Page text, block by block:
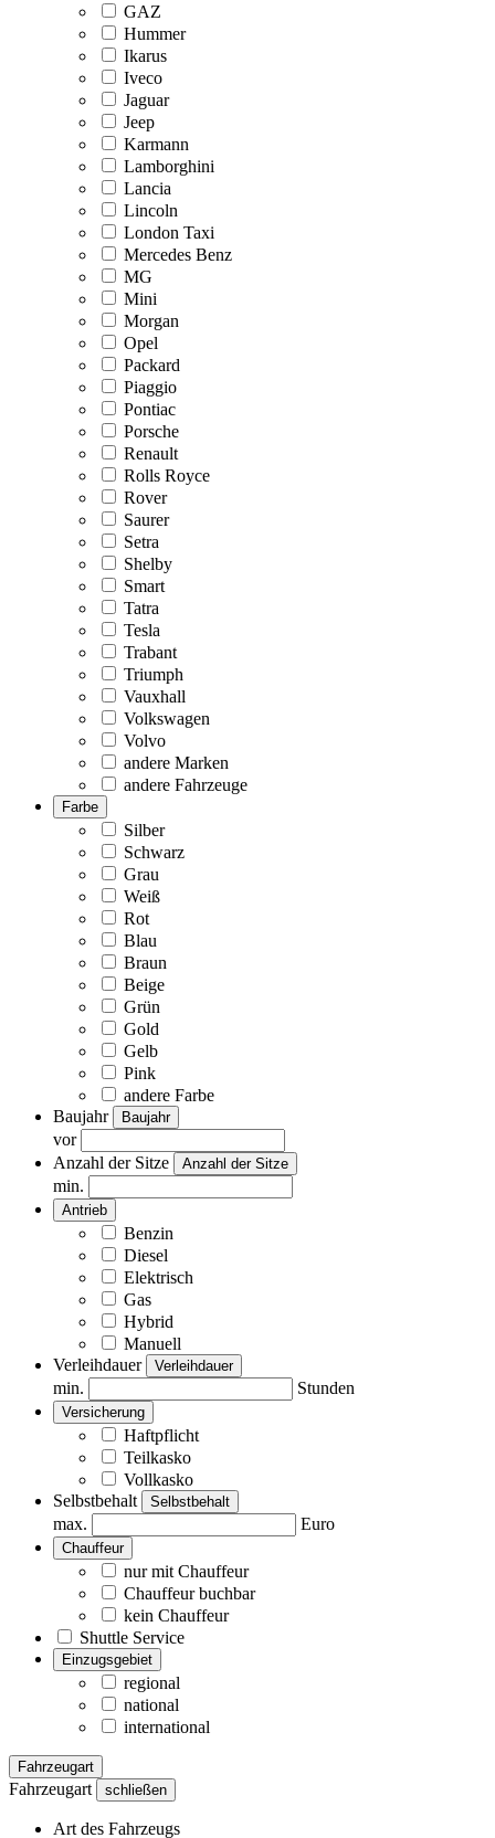
GAZ
Hummer
Ikarus
Iveco
Jaguar
Jeep
Karmann
Lamborghini
Lancia
Lincoln
London Taxi
Mercedes Benz
MG
Mini
Morgan
Opel
Packard
Piaggio
Pontiac
Porsche
Renault
Rolls Royce
Rover
Saurer
Setra
Shelby
Smart
Tatra
Tesla
Trabant
Triumph
Vauxhall
Volkswagen
Volvo
andere Marken
andere Fahrzeuge
Farbe
Silber
Schwarz
Grau
Weiß
Rot
Blau
Braun
Beige
Grün
Gold
Gelb
Pink
andere Farbe
Baujahr
Baujahr
vor
Anzahl der Sitze
Anzahl der Sitze
min.
Antrieb
Benzin
Diesel
Elektrisch
Gas
Hybrid
Manuell
Verleihdauer
Verleihdauer
min. Stunden
Versicherung
Haftpflicht
Teilkasko
Vollkasko
Selbstbehalt
Selbstbehalt
max. Euro
Chauffeur
nur mit Chauffeur
Chauffeur buchbar
kein Chauffeur
Shuttle Service
Einzugsgebiet
regional
national
international
Fahrzeugart
Fahrzeugart schließen
Art des Fahrzeugs